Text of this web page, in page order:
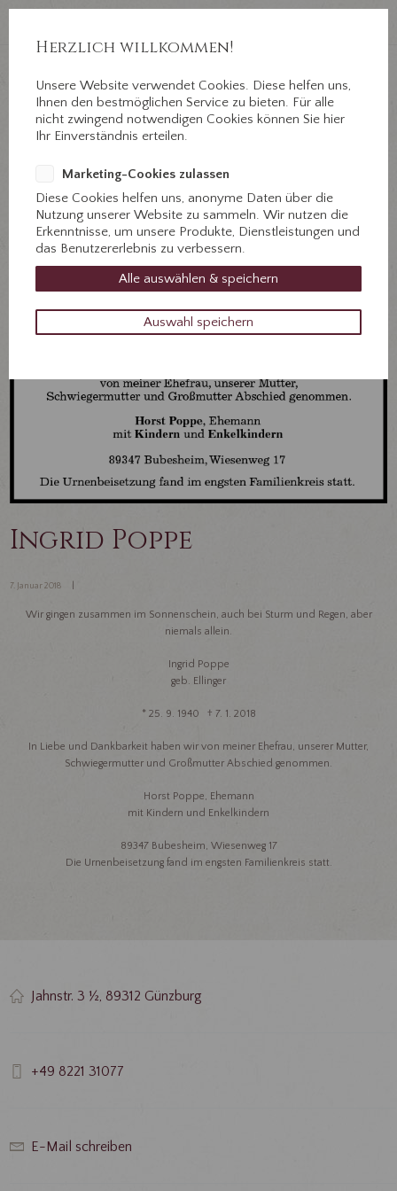
+49 8221 31077
Kontaktieren Sie uns!
Ingrid Poppe
7. Januar 2018
Wir gingen zusammen im Sonnenschein, auch bei Sturm und Regen, aber
niemals allein.
Ingrid Poppe
geb. Ellinger
* 25. 9. 1940 † 7. 1. 2018
In Liebe und Dankbarkeit haben wir von meiner Ehefrau, unserer Mutter,
Schwiegermutter und Großmutter Abschied genommen.
Horst Poppe, Ehemann
mit Kindern und Enkelkindern
89347 Bubesheim, Wiesenweg 17
Die Urnenbeisetzung fand im engsten Familienkreis statt.
Jahnstr. 3 ½, 89312 Günzburg
+49 8221 31077
E-Mail schreiben
Herzlich willkommen!
Unsere Website verwendet Cookies. Diese helfen uns,
Ihnen den bestmöglichen Service zu bieten. Für alle
nicht zwingend notwendigen Cookies können Sie hier
Ihr Einverständnis erteilen.
Marketing-Cookies zulassen
Diese Cookies helfen uns, anonyme Daten über die
Nutzung unserer Website zu sammeln. Wir nutzen die
Erkenntnisse, um unsere Produkte, Dienstleistungen und
das Benutzererlebnis zu verbessern.
Alle auswählen & speichern
Auswahl speichern